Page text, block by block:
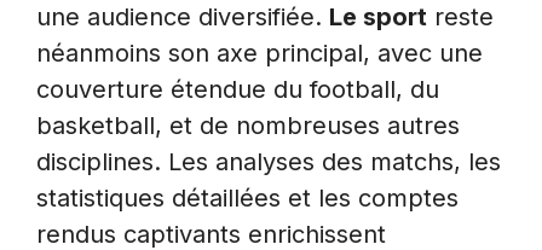
une audience diversifiée. Le sport reste
néanmoins son axe principal, avec une
couverture étendue du football, du
basketball, et de nombreuses autres
disciplines. Les analyses des matchs, les
statistiques détaillées et les comptes
rendus captivants enrichissent